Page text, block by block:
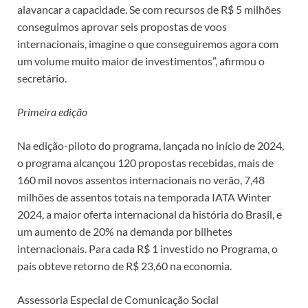
alavancar a capacidade. Se com recursos de R$ 5 milhões
conseguimos aprovar seis propostas de voos
internacionais, imagine o que conseguiremos agora com
um volume muito maior de investimentos”, afirmou o
secretário.
Primeira edição
Na edição-piloto do programa, lançada no início de 2024,
o programa alcançou 120 propostas recebidas, mais de
160 mil novos assentos internacionais no verão, 7,48
milhões de assentos totais na temporada IATA Winter
2024, a maior oferta internacional da história do Brasil, e
um aumento de 20% na demanda por bilhetes
internacionais. Para cada R$ 1 investido no Programa, o
país obteve retorno de R$ 23,60 na economia.
Assessoria Especial de Comunicação Social